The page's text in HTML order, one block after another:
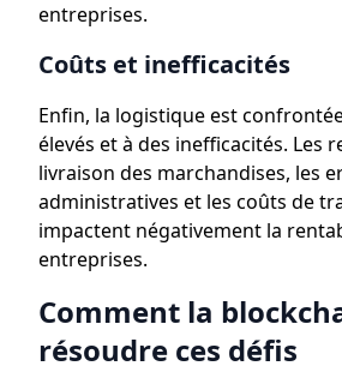
entreprises.
Coûts et inefficacités
Enfin, la logistique est
élevés et à des inefficacités. Les
livraison des marchandises, les
administratives et les coûts de
impactent négativement la
entreprises.
Comment la
résoudre ces défis